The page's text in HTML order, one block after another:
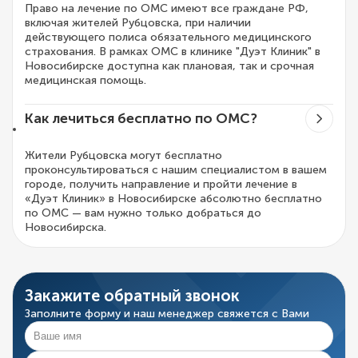
Право на лечение по ОМС имеют все граждане РФ,
включая жителей Рубцовска, при наличии
действующего полиса обязательного медицинского
страхования. В рамках ОМС в клинике "Дуэт Клиник" в
Новосибирске доступна как плановая, так и срочная
медицинская помощь.
Как лечиться бесплатно по ОМС?
Жители Рубцовска могут бесплатно
проконсультироваться с нашим специалистом в вашем
городе, получить направление и пройти лечение в
«Дуэт Клиник» в Новосибирске абсолютно бесплатно
по ОМС — вам нужно только добраться до
Новосибирска.
Закажите обратный звонок
Заполните форму и наш менеджер свяжется с Вами